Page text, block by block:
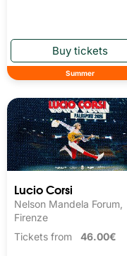
Summer
Lucio Corsi
Nelson Mandela Forum,
Firenze
Tickets from 46.00€